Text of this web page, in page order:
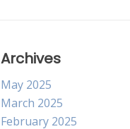
Archives
May 2025
March 2025
February 2025